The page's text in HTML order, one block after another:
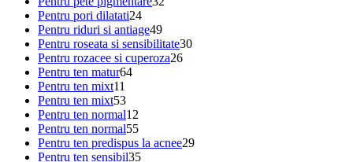
Pentru pori dilatati2424
de
produse
Pentru riduri si antiage4949
de
produse
Pentru roseata si sensibilitate3030
Pentru rozacee si cuperoza2626
Pentru ten matur6464
Pentru ten mixt11
produse
Pentru ten mixt5353
de
produse
Pentru ten normal12
produse
Pentru ten normal5555
de
produse
Pentru ten predispus la acnee2929
Pentru ten sensibil3535